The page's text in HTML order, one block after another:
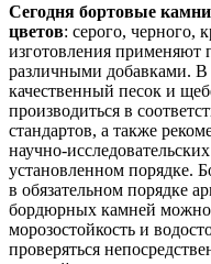
Сегодня бортовые
цветов: серого, черного,
изготовления применяют
различными добавками. В
качественный песок и
производиться в
стандартов, а также
научно-
установленном порядке.
в обязательном порядке
бордюрных камней можно
морозостойкость и
проверяться